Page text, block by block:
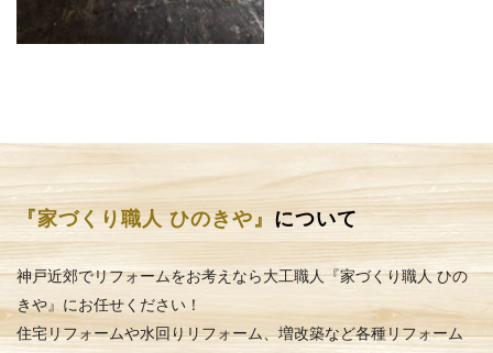
『家づくり職人 ひのきや』 について
神戸近郊でリフォームをお考えなら大工職人『家づくり職人 ひの
きや』にお任せください！
住宅リフォームや水回りリフォーム、増改築など各種リフォーム